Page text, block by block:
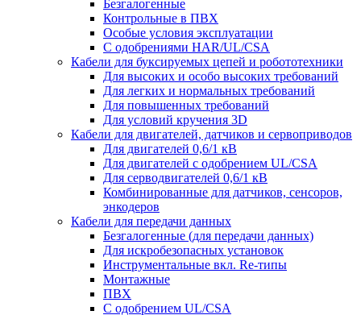
Безгалогенные
Контрольные в ПВХ
Особые условия эксплуатации
С одобрениями HAR/UL/CSA
Кабели для буксируемых цепей и робототехники
Для высоких и особо высоких требований
Для легких и нормальных требований
Для повышенных требований
Для условий кручения 3D
Кабели для двигателей, датчиков и сервоприводов
Для двигателей 0,6/1 кВ
Для двигателей с одобрением UL/CSA
Для серводвигателей 0,6/1 кВ
Комбинированные для датчиков, cенсоров,
энкодеров
Кабели для передачи данных
Безгалогенные (для передачи данных)
Для искробезопасных установок
Инструментальные вкл. Re-типы
Монтажные
ПВХ
С одобрением UL/CSA